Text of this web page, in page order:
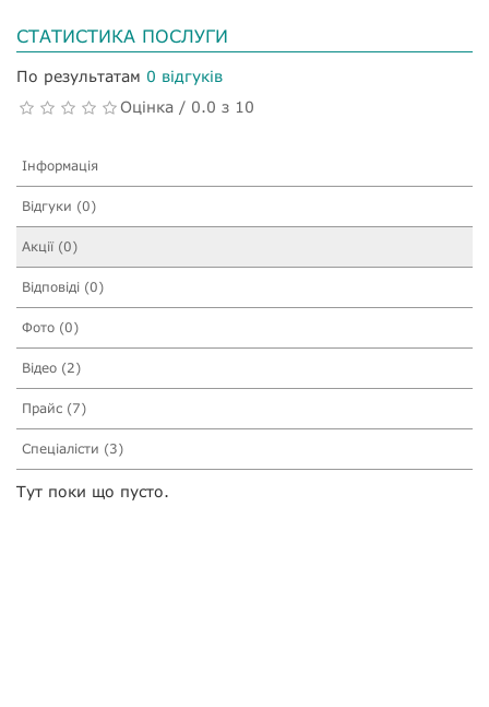
СТАТИСТИКА ПОСЛУГИ
По результатам 0 відгуків
Оцінка / 0.0 з 10
Інформація
Відгуки (0)
Акції (0)
Відповіді (0)
Фото (0)
Відео (2)
Прайс (7)
Спеціалісти (3)
Тут поки що пусто.